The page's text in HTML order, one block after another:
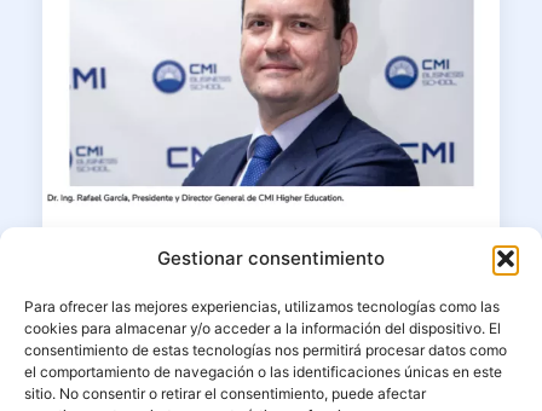
Gestionar consentimiento
Para ofrecer las mejores experiencias, utilizamos tecnologías como las
cookies para almacenar y/o acceder a la información del dispositivo. El
consentimiento de estas tecnologías nos permitirá procesar datos como
el comportamiento de navegación o las identificaciones únicas en este
sitio. No consentir o retirar el consentimiento, puede afectar
23/06/2026
Corresponsables: “La educación
superior debe formar líderes capaces
de unir ciencia, ética e impacto”